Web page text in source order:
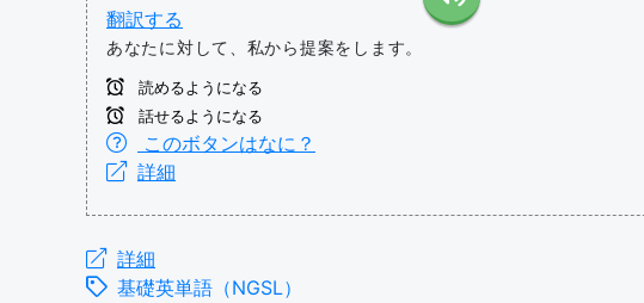
翻訳する
あなたに対して、私から提案をします。
読めるようになる
話せるようになる
このボタンはなに？
詳細
詳細
基礎英単語（NGSL）